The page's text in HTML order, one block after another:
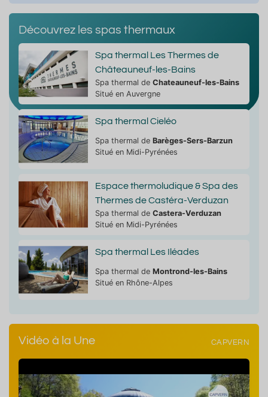
Découvrez les spas thermaux
Spa thermal Les Thermes de
Châteauneuf-les-Bains
Spa thermal de Chateauneuf-les-Bains
Situé en Auvergne
Spa thermal Cieléo
Spa thermal de Barèges-Sers-Barzun
Situé en Midi-Pyrénées
Espace thermoludique & Spa des
Thermes de Castéra-Verduzan
Spa thermal de Castera-Verduzan
Situé en Midi-Pyrénées
Spa thermal Les Iléades
Spa thermal de Montrond-les-Bains
Situé en Rhône-Alpes
Vidéo à la Une CAPVERN